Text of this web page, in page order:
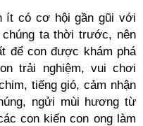
ít có cơ hội gần gũi với
ta thời trước, nên
để con được khám phá
trải nghiệm, vui chơi
tiếng gió, cảm nhận
ngửi mùi hương từ
con kiến con ong làm